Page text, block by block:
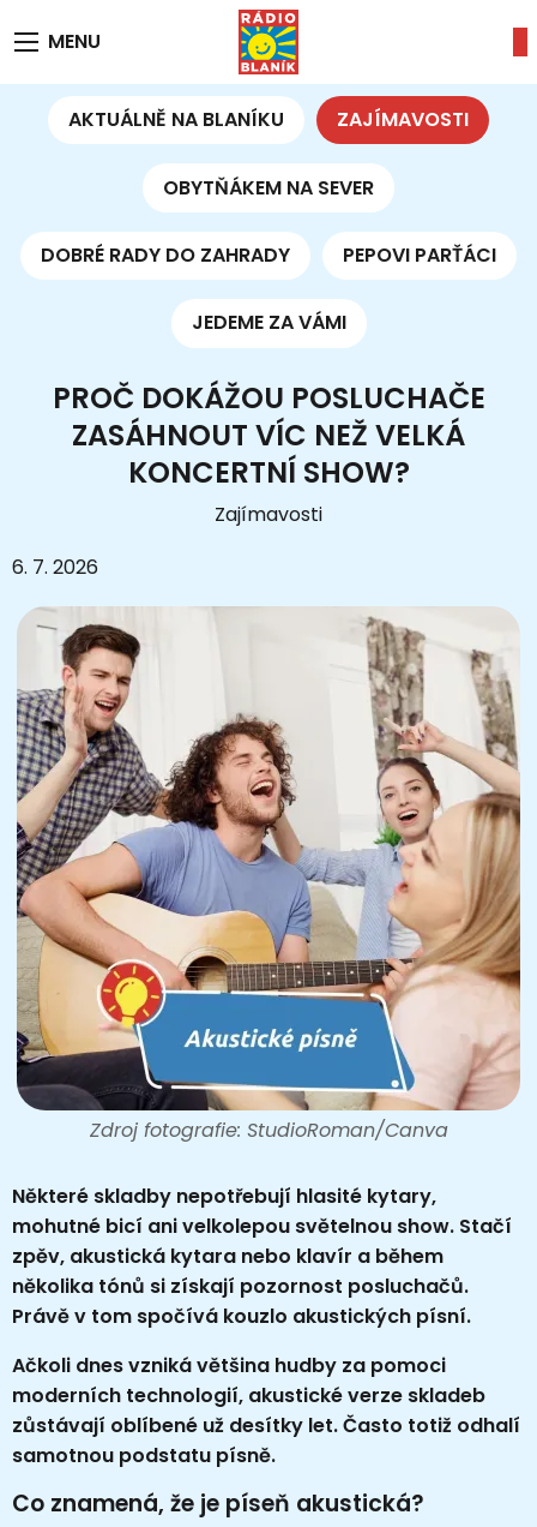
MENU
AKTUÁLNĚ NA BLANÍKU ZAJÍMAVOSTI
OBYTŇÁKEM NA SEVER
DOBRÉ RADY DO ZAHRADY PEPOVI PARŤÁCI
JEDEME ZA VÁMI
PROČ DOKÁŽOU POSLUCHAČE
ZASÁHNOUT VÍC NEŽ VELKÁ
KONCERTNÍ SHOW?
Zajímavosti
6. 7. 2026
Zdroj fotografie: StudioRoman/Canva
Některé skladby nepotřebují hlasité kytary,
mohutné bicí ani velkolepou světelnou show. Stačí
zpěv, akustická kytara nebo klavír a během
několika tónů si získají pozornost posluchačů.
Právě v tom spočívá kouzlo akustických písní.
Ačkoli dnes vzniká většina hudby za pomoci
moderních technologií, akustické verze skladeb
zůstávají oblíbené už desítky let. Často totiž odhalí
samotnou podstatu písně.
Co znamená, že je píseň akustická?